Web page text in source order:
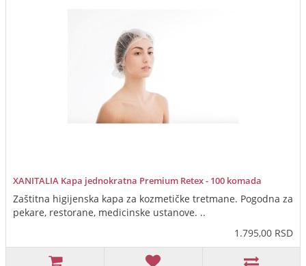
XANITALIA Kapa jednokratna Premium Retex - 100 komada
Zaštitna higijenska kapa za kozmetičke tretmane. Pogodna za
pekare, restorane, medicinske ustanove. ..
1.795,00 RSD